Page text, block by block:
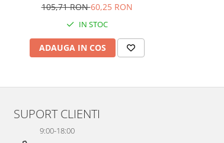
105,71 RON60,25 RON
IN STOC
ADAUGA IN COS
SUPORT CLIENTI
9:00-18:00